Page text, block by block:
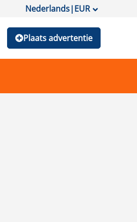
Nederlands|EUR
Plaats advertentie